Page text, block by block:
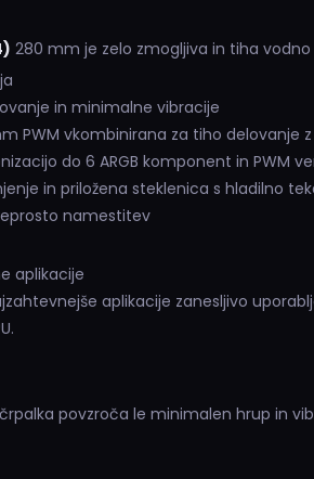
280 mm je zelo zmogljiva in tiha
in minimalne vibracije
PWM vkombinirana za tiho delovanje
do 6 ARGB komponent in PWM
in priložena steklenica s hladilno
namestitev
aplikacije
aplikacije zanesljivo
povzroča le minimalen hrup in